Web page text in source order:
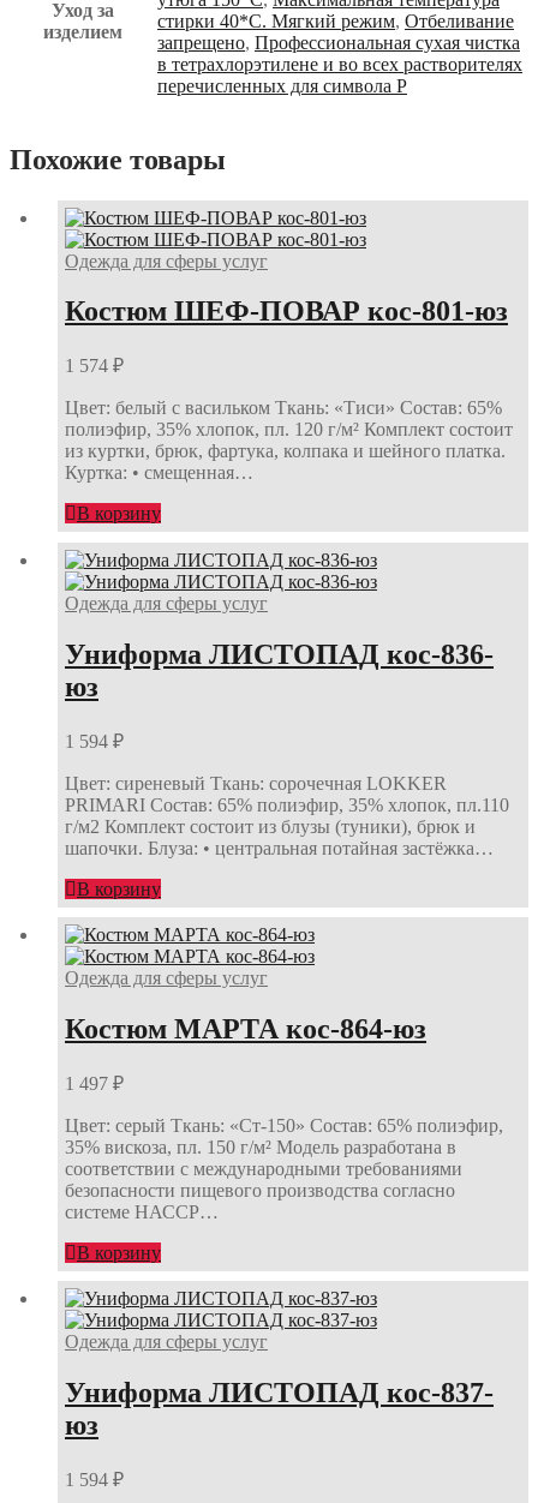
Уход за
изделием
стирки 40*С. Мягкий режим, Отбеливание
запрещено, Профессиональная сухая чистка
в тетрахлорэтилене и во всех растворителях
перечисленных для символа Р
Похожие товары
Одежда для сферы услуг
Костюм ШЕФ-ПОВАР кос-801-юз
1 574 ₽
Цвет: белый с васильком Ткань: «Тиси» Состав: 65%
полиэфир, 35% хлопок, пл. 120 г/м² Комплект состоит
из куртки, брюк, фартука, колпака и шейного платка.
Куртка: • смещенная…
В корзину
Одежда для сферы услуг
Униформа ЛИСТОПАД кос-836-
юз
1 594 ₽
Цвет: сиреневый Ткань: сорочечная LOKKER
PRIMARI Состав: 65% полиэфир, 35% хлопок, пл.110
г/м2 Комплект состоит из блузы (туники), брюк и
шапочки. Блуза: • центральная потайная застёжка…
В корзину
Одежда для сферы услуг
Костюм МАРТА кос-864-юз
1 497 ₽
Цвет: серый Ткань: «Ст-150» Состав: 65% полиэфир,
35% вискоза, пл. 150 г/м² Модель разработана в
соответствии с международными требованиями
безопасности пищевого производства согласно
системе НАССР…
В корзину
Одежда для сферы услуг
Униформа ЛИСТОПАД кос-837-
юз
1 594 ₽